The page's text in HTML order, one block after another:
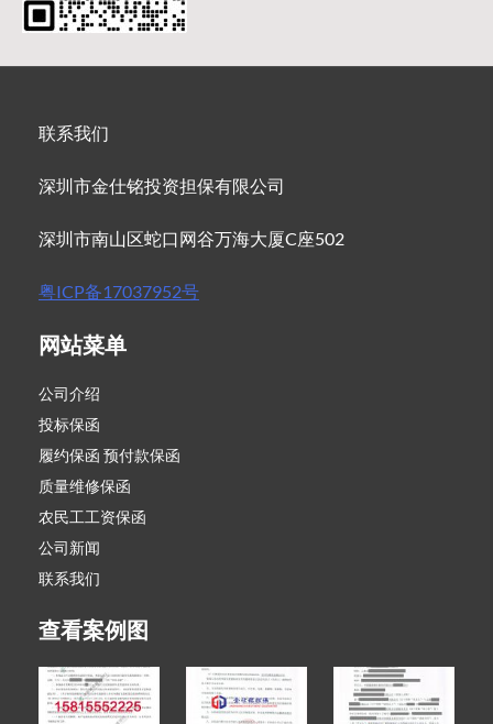
联系我们
深圳市金仕铭投资担保有限公司
深圳市南山区蛇口网谷万海大厦C座502
粤ICP备17037952号
网站菜单
公司介绍
投标保函
履约保函 预付款保函
质量维修保函
农民工工资保函
公司新闻
联系我们
查看案例图